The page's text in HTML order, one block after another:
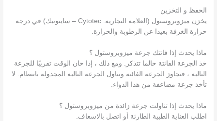
الحفظ و التخزين
يخزن ميزوبروستول (العلامة التجارية: Cytotec – سايتوتيك) في درجة
حرارة الغرفة بعيدا عن الرطوبة والحرارة.
ماذا يحدث إذا فاتتك جرعة ميزوبروستول ؟
خذ الجرعة الفائتة حالما تتذكر. ومع ذلك ، إذا حان الوقت تقريبًا للجرعة
التالية ، فتجاوز الجرعة الفائتة وتناول الجرعة التالية المجدولة بانتظام. لا
تأخذ جرعة مضاعفة من هذا الدواء.
ماذا يحدث إذا تناولت جرعة زائدة من ميزوبروستول ؟
اطلب العناية الطبية الطارئة أو اتصل بالاسعاف.